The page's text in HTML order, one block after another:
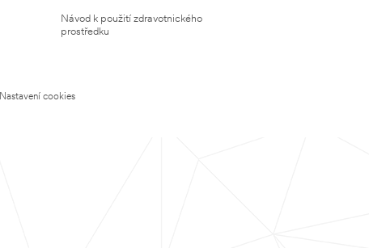
Návod k použití zdravotnického
prostředku
Nastavení cookies